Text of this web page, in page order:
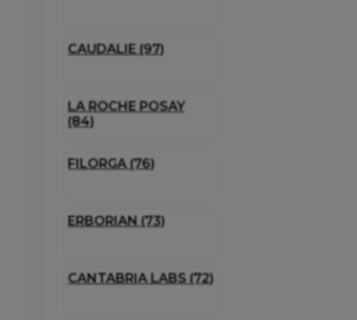
CAUDALIE (97)
LA ROCHE POSAY
(84)
FILORGA (76)
ERBORIAN (73)
CANTABRIA LABS (72)